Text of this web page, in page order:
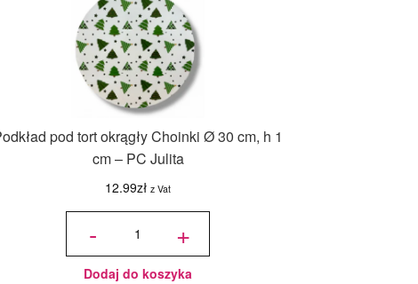
pod tort okrągły Choinki Ø 30 cm, h 1
cm – PC Julita
12.99zł z Vat
-
ilość
okrągły
Choinki
cm, h 1
cm - PC
+
Dodaj do koszyka